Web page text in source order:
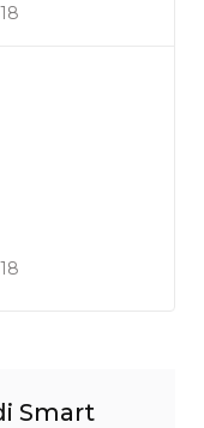
Smart